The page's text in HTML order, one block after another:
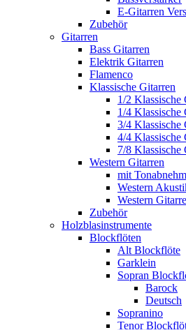
E-Gitarren
Zubehör
Gitarren
Bass Gitarren
Elektrik Gitarren
Flamenco
Klassische Gitarren
1/2 Klassische
1/4 Klassische
3/4 Klassische
4/4 Klassische
7/8 Klassische
Western Gitarren
mit
Western
Western
Zubehör
Holzblasinstrumente
Blockflöten
Alt Blockflöte
Garklein
Sopran
Barock
Deutsch
Sopranino
Tenor